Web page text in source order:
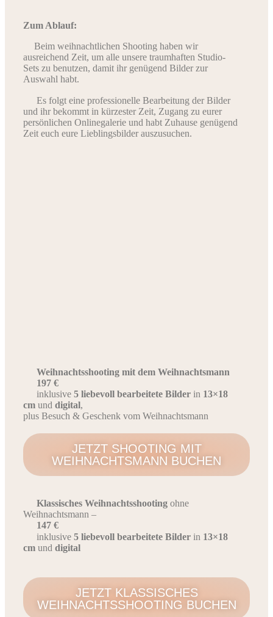
Zum Ablauf:
Beim weihnachtlichen Shooting haben wir
ausreichend Zeit, um alle unsere traumhaften Studio-
Sets zu benutzen, damit ihr genügend Bilder zur
Auswahl habt.
Es folgt eine professionelle Bearbeitung der Bilder
und ihr bekommt in kürzester Zeit, Zugang zu eurer
persönlichen Onlinegalerie und habt Zuhause genügend
Zeit euch eure Lieblingsbilder auszusuchen.
Weihnachtsshooting mit dem Weihnachtsmann
197 €
inklusive5 liebevoll bearbeitete Bilder in 13×18
cm und digital,
plus Besuch & Geschenk vom Weihnachtsmann
JETZT SHOOTING MIT
WEIHNACHTSMANN BUCHEN
Klassisches Weihnachtsshooting ohne
Weihnachtsmann –
147 €
inklusive5 liebevoll bearbeitete Bilder in 13×18
cm und digital
JETZT KLASSISCHES
WEIHNACHTSSHOOTING BUCHEN